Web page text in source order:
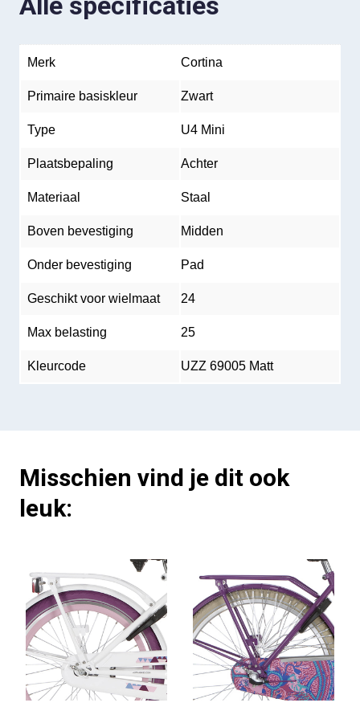
Merk Cortina
Primaire basiskleur Zwart
Type U4 Mini
Plaatsbepaling Achter
Materiaal Staal
Boven bevestiging Midden
Onder bevestiging Pad
Geschikt voor wielmaat 24
Max belasting 25
Kleurcode UZZ 69005 Matt
Misschien vind je dit ook
leuk: